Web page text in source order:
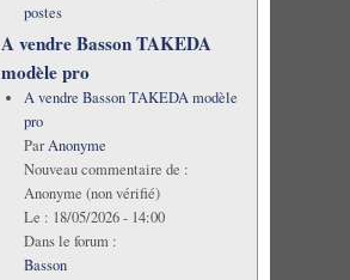
postes
A vendre Basson TAKEDA
modèle pro
A vendre Basson TAKEDA modèle
pro
ParAnonyme
Nouveau commentaire de :
Anonyme (non vérifié)
Le : 18/05/2026 - 14:00
Dans le forum :
Basson